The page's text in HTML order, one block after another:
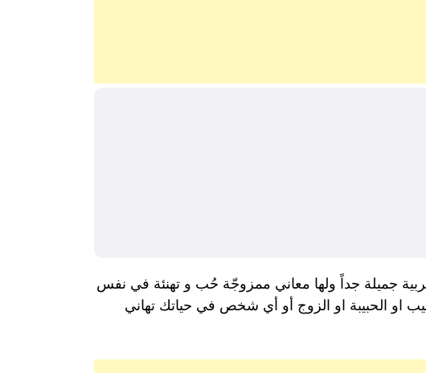
جميلة جداً ولها معاني ممزوجّة حُب و تهنئة في نفس
او الحبيبة او الزوج أو أي شخص في حياتك تهاني